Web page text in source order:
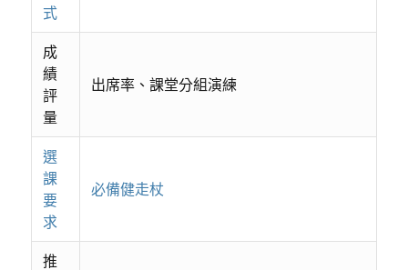
式
成
績
評
量
出席率、課堂分組演練
選
課
要
求
必備健走杖
推